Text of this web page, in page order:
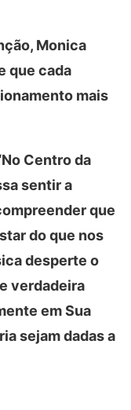
Monica
que cada
mais
Centro da
sentir a
que
do que nos
desperte o
verdadeira
em Sua
sejam dadas a